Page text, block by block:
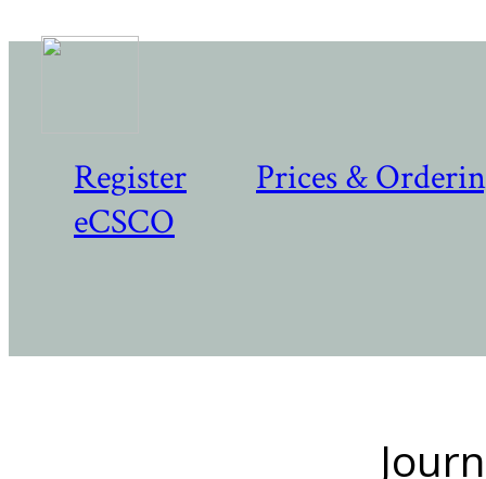
Register
Prices &
eCSCO